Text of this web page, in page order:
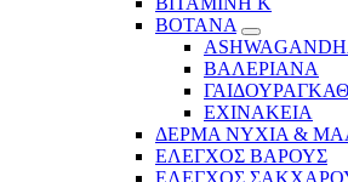
ΒΟΤΑΝΑ
ΒΑΛΕΡΙΑΝΑ
ΕΧΙΝΑΚΕΙΑ
ΔΕΡΜΑ ΝΥΧΙΑ &
ΕΛΕΓΧΟΣ ΒΑΡΟΥΣ
ΕΛΕΓΧΟΣ